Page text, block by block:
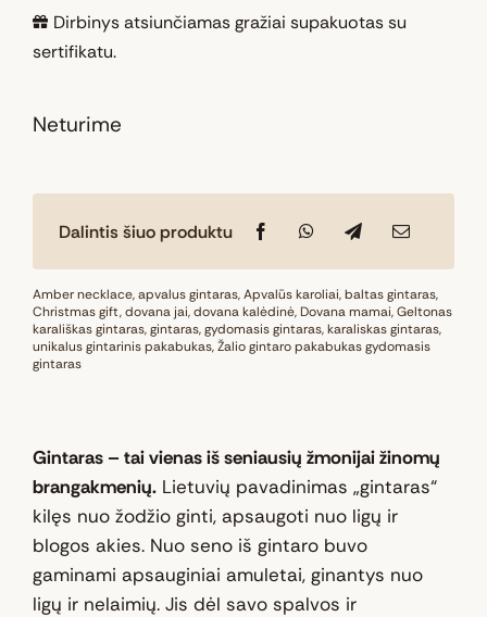
Dirbinys atsiunčiamas gražiai supakuotas su
sertifikatu.
Neturime
Dalintis šiuo produktu
Amber necklace,apvalus gintaras,Apvalūs karoliai,baltas gintaras,
Christmas gift,dovana jai,dovana kalėdinė,Dovana mamai,Geltonas
karališkas gintaras,gintaras,gydomasis gintaras,karaliskas gintaras,
unikalus gintarinis pakabukas,Žalio gintaro pakabukas gydomasis
gintaras
Gintaras – tai vienas iš seniausių žmonijai žinomų
brangakmenių.Lietuvių pavadinimas „gintaras“
kilęs nuo žodžio ginti, apsaugoti nuo ligų ir
blogos akies. Nuo seno iš gintaro buvo
gaminami apsauginiai amuletai, ginantys nuo
ligų ir nelaimių. Jis dėl savo spalvos ir